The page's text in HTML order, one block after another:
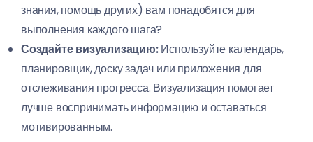
знания, помощь других) вам понадобятся для
выполнения каждого шага?
Создайте визуализацию:Используйте календарь,
планировщик, доску задач или приложения для
отслеживания прогресса. Визуализация помогает
лучше воспринимать информацию и оставаться
мотивированным.